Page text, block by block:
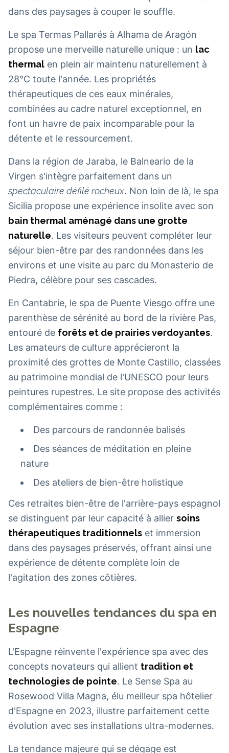
dans des paysages à couper le souffle.
Le spa Termas Pallarés à Alhama de Aragón
propose une merveille naturelle unique : un lac
thermal en plein air maintenu naturellement à
28°C toute l'année. Les propriétés
thérapeutiques de ces eaux minérales,
combinées au cadre naturel exceptionnel, en
font un havre de paix incomparable pour la
détente et le ressourcement.
Dans la région de Jaraba, le Balneario de la
Virgen s'intègre parfaitement dans un
spectaculaire défilé rocheux. Non loin de là, le spa
Sicilia propose une expérience insolite avec son
bain thermal aménagé dans une grotte
naturelle. Les visiteurs peuvent compléter leur
séjour bien-être par des randonnées dans les
environs et une visite au parc du Monasterio de
Piedra, célèbre pour ses cascades.
En Cantabrie, le spa de Puente Viesgo offre une
parenthèse de sérénité au bord de la rivière Pas,
entouré de forêts et de prairies verdoyantes.
Les amateurs de culture apprécieront la
proximité des grottes de Monte Castillo, classées
au patrimoine mondial de l'UNESCO pour leurs
peintures rupestres. Le site propose des activités
complémentaires comme :
Des parcours de randonnée balisés
Des séances de méditation en pleine
nature
Des ateliers de bien-être holistique
Ces retraites bien-être de l'arrière-pays espagnol
se distinguent par leur capacité à allier soins
thérapeutiques traditionnels et immersion
dans des paysages préservés, offrant ainsi une
expérience de détente complète loin de
l'agitation des zones côtières.
Les nouvelles tendances du spa en
Espagne
L'Espagne réinvente l'expérience spa avec des
concepts novateurs qui allient tradition et
technologies de pointe. Le Sense Spa au
Rosewood Villa Magna, élu meilleur spa hôtelier
d'Espagne en 2023, illustre parfaitement cette
évolution avec ses installations ultra-modernes.
La tendance majeure qui se dégage est